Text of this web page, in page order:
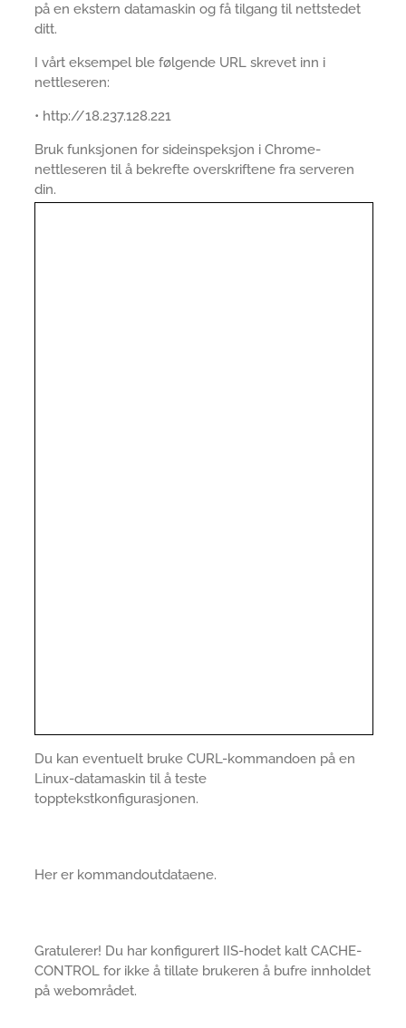
på en ekstern datamaskin og få tilgang til nettstedet
ditt.
I vårt eksempel ble følgende URL skrevet inn i
nettleseren:
• http://18.237.128.221
Bruk funksjonen for sideinspeksjon i Chrome-
nettleseren til å bekrefte overskriftene fra serveren
din.
Du kan eventuelt bruke CURL-kommandoen på en
Linux-datamaskin til å teste
topptekstkonfigurasjonen.
Her er kommandoutdataene.
Gratulerer! Du har konfigurert IIS-hodet kalt CACHE-
CONTROL for ikke å tillate brukeren å bufre innholdet
på webområdet.